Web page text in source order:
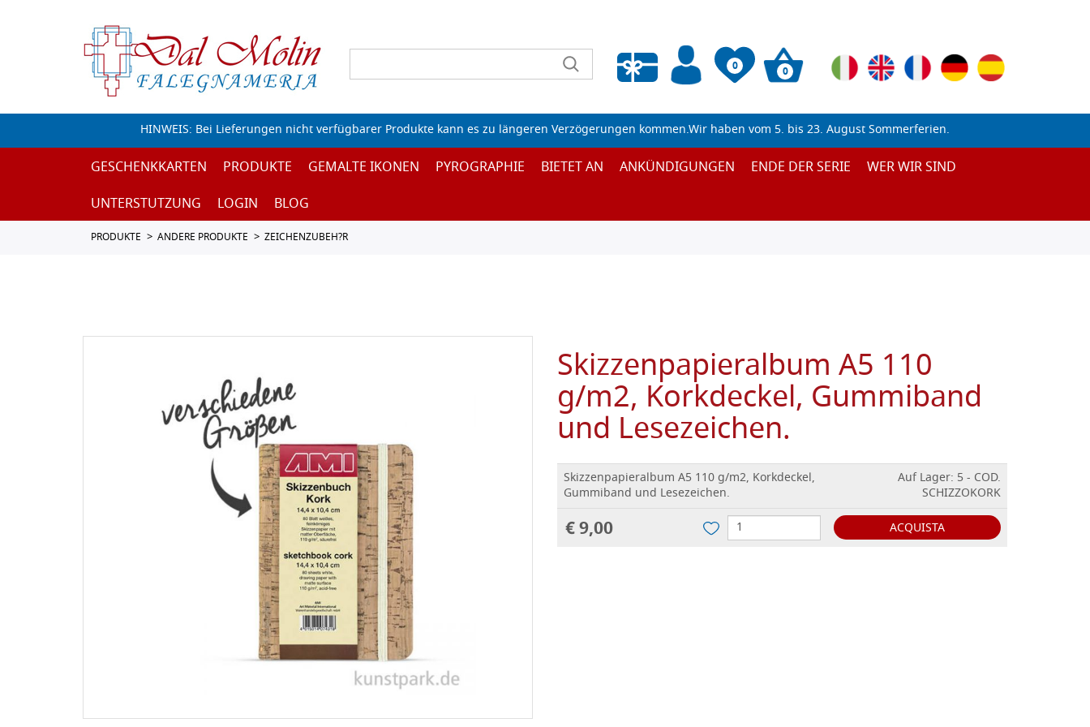
0
Wunschliste leeren
0
HINWEIS: Bei Lieferungen nicht verfügbarer Produkte kann es zu längeren Verzögerungen kommen.Wir haben vom 5. bis 23. August Sommerferien.
GESCHENKKARTEN PRODUKTE GEMALTE IKONEN PYROGRAPHIE BIETET AN ANKÜNDIGUNGEN ENDE DER SERIE
WER WIR SIND
UNTERSTUTZUNG
LOGIN BLOG
PRODUKTE ANDERE PRODUKTE ZEICHENZUBEH?R
Skizzenpapieralbum A5 110
g/m2, Korkdeckel, Gummiband
und Lesezeichen.
Skizzenpapieralbum A5 110 g/m2, Korkdeckel,
Gummiband und Lesezeichen.
Auf Lager: 5 - COD.
SCHIZZOKORK
€ 9,00 ACQUISTA